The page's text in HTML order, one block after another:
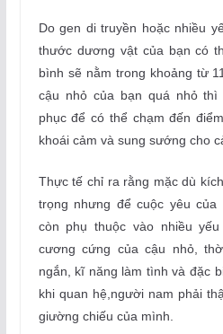
Do gen di truyền hoặc nhiều
thước dương vật của bạn có
bình sẽ nằm trong khoảng từ
cậu nhỏ của bạn quá nhỏ
phục để có thể chạm đến
khoái cảm và sung sướng cho
Thực tế chỉ ra rằng mặc dù
trọng nhưng để cuộc yêu
còn phụ thuộc vào nhiều
cương cứng của cậu nhỏ,
ngắn, kĩ năng làm tình và đặc
khi quan hệ,người nam phải
giường chiếu của mình.